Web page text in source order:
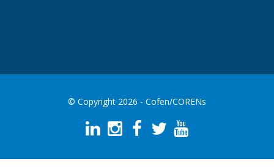
© Copyright 2026 - Cofen/CORENs